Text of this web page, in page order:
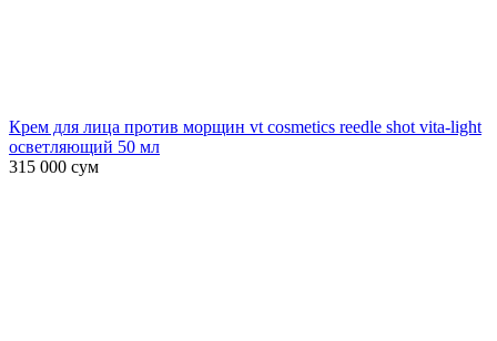
Крем для лица против морщин vt cosmetics reedle shot vita-light
осветляющий 50 мл
315 000 сум